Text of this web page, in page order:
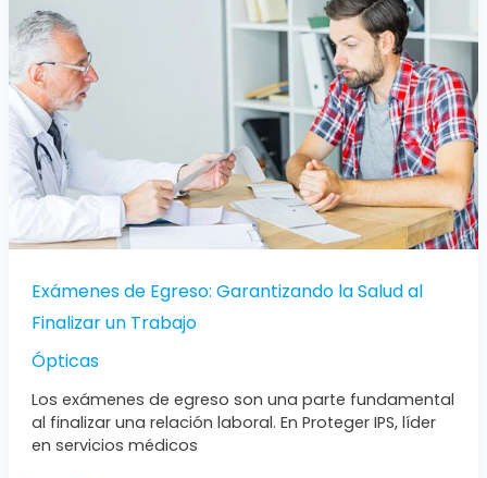
Exámenes de Egreso: Garantizando la Salud al
Finalizar un Trabajo
Ópticas
Los exámenes de egreso son una parte fundamental
al finalizar una relación laboral. En Proteger IPS, líder
en servicios médicos
Garantizando
la
Salud
al
Finalizar
un
Trabajo